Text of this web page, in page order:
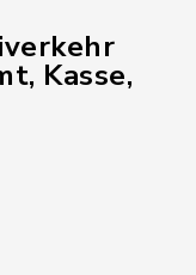
Kasse,